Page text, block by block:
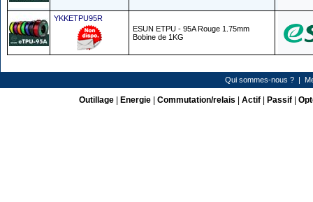
YKKETPU95R
ESUN ETPU - 95A Rouge 1.75mm
Bobine de 1KG
Qui sommes-nous ? |
Outillage| Energie| Commutation/relais Actif| Passif|